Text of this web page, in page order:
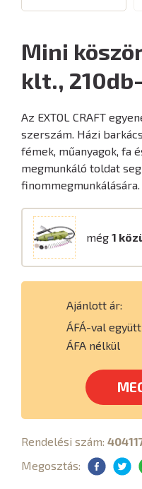
Mini
klt.,
Az EXTOL CRAFT
szerszám. Házi
fémek, műanyagok, fa
megmunkáló toldat
finommegmunkálására.
még 1
Ajánlott ár:
ÁFÁ-val együtt
ÁFA nélkül
Rendelési szám:
Megosztás: